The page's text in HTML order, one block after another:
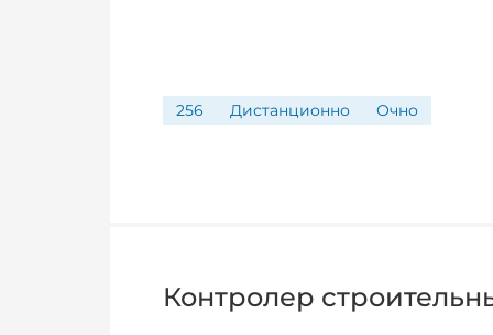
256 Дистанционно Очно
Контролер